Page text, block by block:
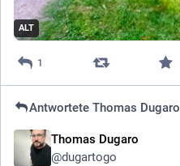
ALT
1
AntworteteThomas Dugaro
Thomas Dugaro
@dugartogo